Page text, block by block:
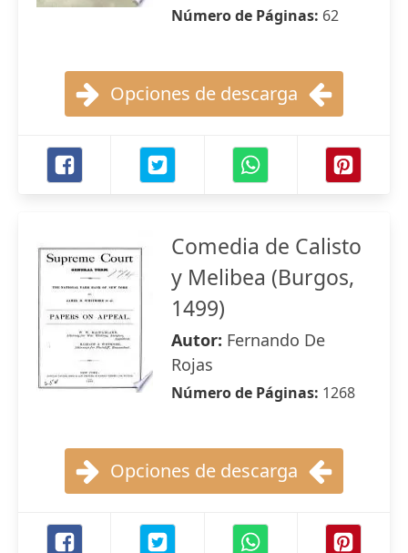
Número de Páginas: 62
Opciones de descarga
Comedia de Calisto
y Melibea (Burgos,
1499)
Autor: Fernando De
Rojas
Número de Páginas: 1268
Opciones de descarga